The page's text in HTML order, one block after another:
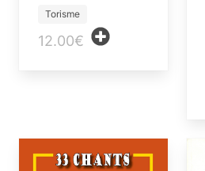
Torisme
12.00€